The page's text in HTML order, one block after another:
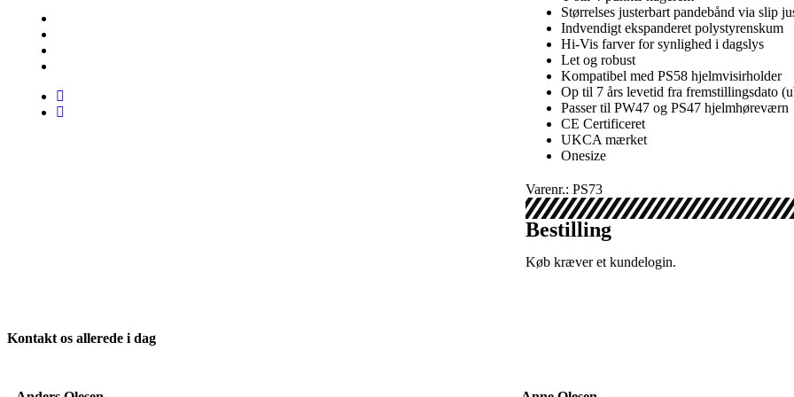
Størrelses justerbart pandebånd via slip
Indvendigt ekspanderet polystyrenskum
Hi-Vis farver for synlighed i dagslys
Let og robust
Kompatibel med PS58 hjelmvisirholder
Op til 7 års levetid fra fremstillingsdato
Passer til PW47 og PS47 hjelmhøreværn
CE Certificeret
UKCA mærket
Onesize
Varenr.: PS73
Bestilling
Køb kræver et kundelogin.
Kontakt os allerede i dag